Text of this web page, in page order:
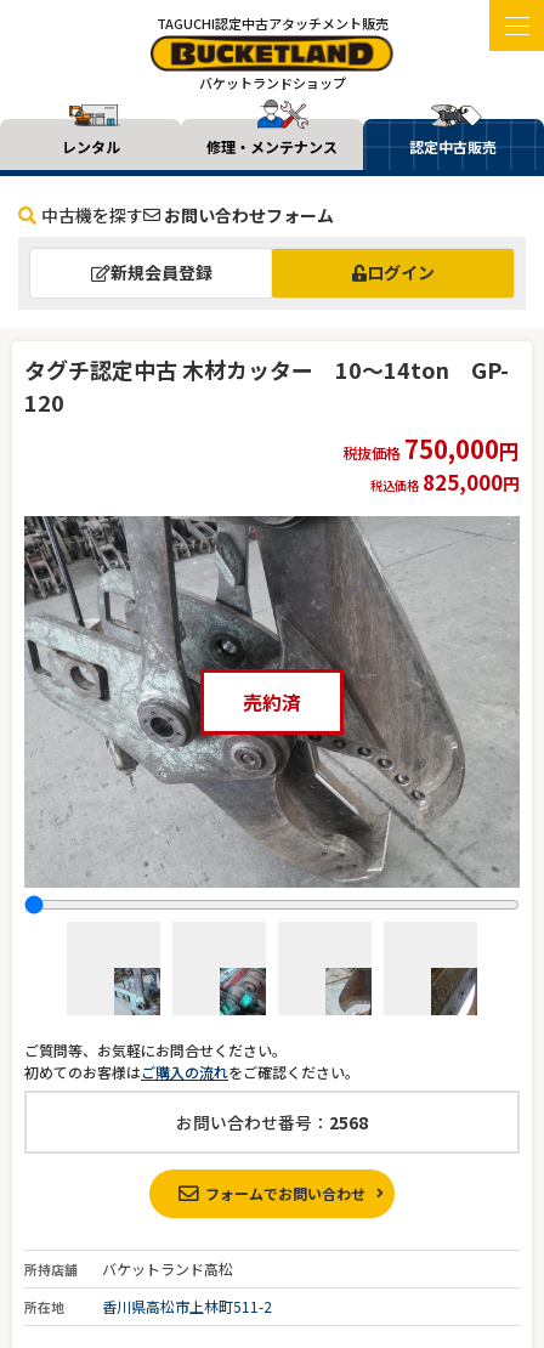
TAGUCHI認定中古アタッチメント販売
バケットランドショップ
レンタル 修理・メンテナンス 認定中古販売
中古機を探す お問い合わせフォーム
新規会員登録 ログイン
タグチ認定中古 木材カッター 10～14ton GP-
120
税抜価格 750,000円
税込価格 825,000円
売約済
ご質問等、お気軽にお問合せください。
初めてのお客様はご購入の流れをご確認ください。
お問い合わせ番号： 2568
フォームでお問い合わせ
所持店舗 バケットランド高松
所在地 香川県高松市上林町511-2